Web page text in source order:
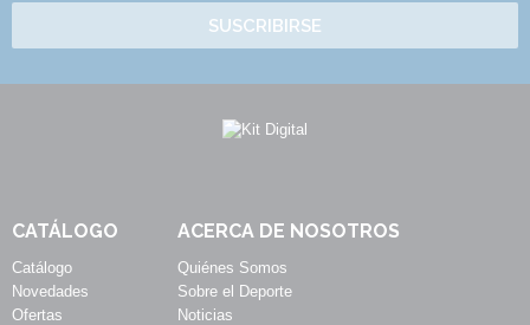
SUSCRIBIRSE
CATÁLOGO
Catálogo
Novedades
Ofertas
ACERCA DE NOSOTROS
Quiénes Somos
Sobre el Deporte
Noticias